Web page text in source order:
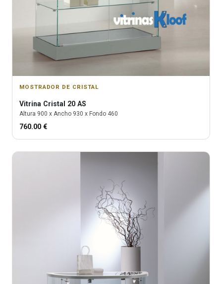
MOSTRADOR DE CRISTAL
Vitrina Cristal 20 AS
Altura 900 x Ancho 930 x Fondo 460
760.00 €